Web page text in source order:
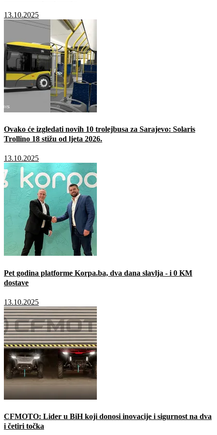
13.10.2025
Ovako će izgledati novih 10 trolejbusa za Sarajevo: Solaris
Trollino 18 stižu od ljeta 2026.
13.10.2025
Pet godina platforme Korpa.ba, dva dana slavlja - i 0 KM
dostave
13.10.2025
CFMOTO: Lider u BiH koji donosi inovacije i sigurnost na dva
i četiri točka